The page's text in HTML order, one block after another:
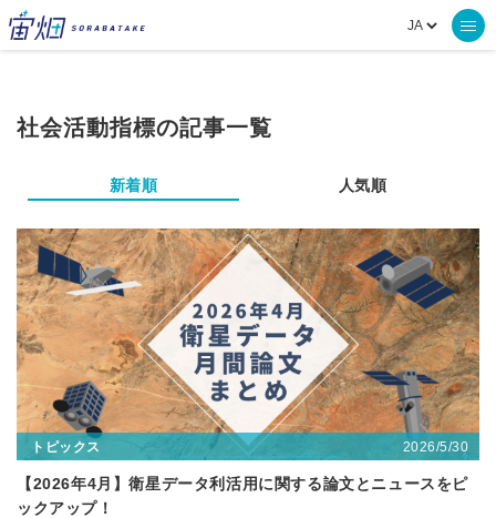
社会活動指標の記事一覧
新着順 人気順
トピックス 2026/5/30
【2026年4月】衛星データ利活用に関する論文とニュースをピ
ックアップ！